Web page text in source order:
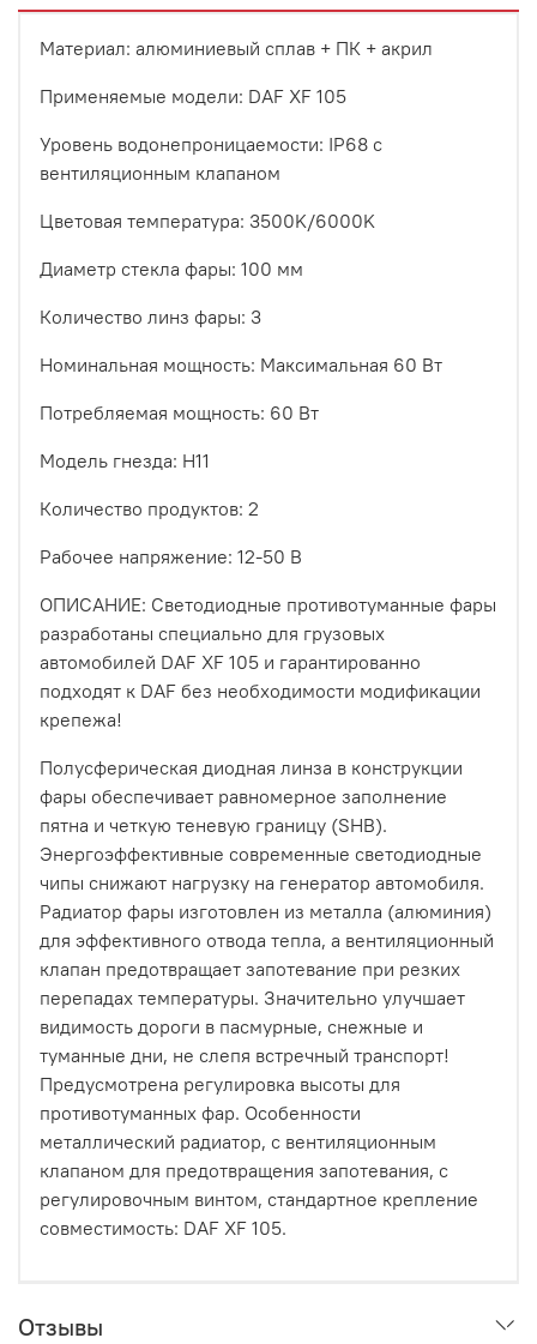
Материал: алюминиевый сплав + ПК + акрил
Применяемые модели: DAF XF 105
Уровень водонепроницаемости: IP68 с
вентиляционным клапаном
Цветовая температура: 3500K/6000K
Диаметр стекла фары: 100 мм
Количество линз фары: 3
Номинальная мощность: Максимальная 60 Вт
Потребляемая мощность: 60 Вт
Модель гнезда: H11
Количество продуктов: 2
Рабочее напряжение: 12-50 В
ОПИСАНИЕ: Светодиодные противотуманные фары
разработаны специально для грузовых
автомобилей DAF XF 105 и гарантированно
подходят к DAF без необходимости модификации
крепежа!
Полусферическая диодная линза в конструкции
фары обеспечивает равномерное заполнение
пятна и четкую теневую границу (SHB).
Энергоэффективные современные светодиодные
чипы снижают нагрузку на генератор автомобиля.
Радиатор фары изготовлен из металла (алюминия)
для эффективного отвода тепла, а вентиляционный
клапан предотвращает запотевание при резких
перепадах температуры. Значительно улучшает
видимость дороги в пасмурные, снежные и
туманные дни, не слепя встречный транспорт!
Предусмотрена регулировка высоты для
противотуманных фар. Особенности
металлический радиатор, с вентиляционным
клапаном для предотвращения запотевания, с
регулировочным винтом, стандартное крепление
совместимость: DAF XF 105.
Отзывы